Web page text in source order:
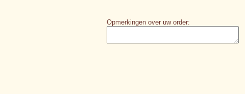
Opmerkingen over uw order: